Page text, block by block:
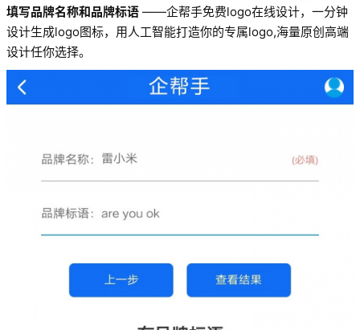
填写品牌名称和品牌标语 ——企帮手免费logo在线设计，一分钟
设计生成logo图标，用人工智能打造你的专属logo,海量原创高端
设计任你选择。